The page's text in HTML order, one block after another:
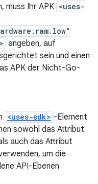
muss Ihr APK <uses-
angeben, auf
sein und einen
APK der Nicht-Go-
<uses-sdk> -Element
sowohl das Attribut
auch das Attribut
um die
API-Ebenen